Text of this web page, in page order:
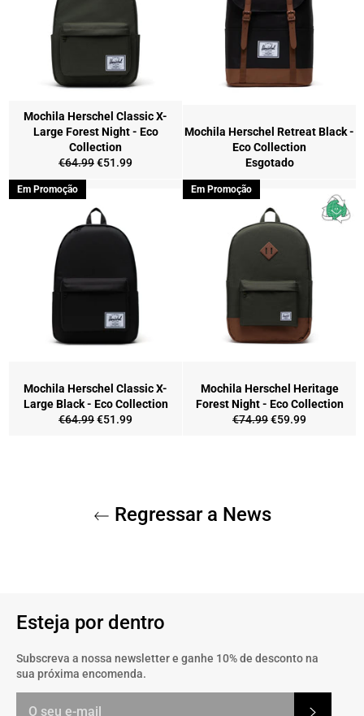
Mochila Herschel Classic X-
Large Forest Night - Eco
Collection
Preço
normal
€64.99Preço
€51.99
Mochila Herschel Retreat Black -
Eco Collection
Esgotado
Mochila Herschel Classic X-
Large Black - Eco Collection
Preço
€64.99Preço
€51.99
Em Promoção
Mochila Herschel Heritage
Forest Night - Eco Collection
Preço
€74.99Preço
€59.99
Em Promoção
Regressar a News
Esteja por dentro
Subscreva a nossa newsletter e ganhe 10% de desconto na
sua próxima encomenda.